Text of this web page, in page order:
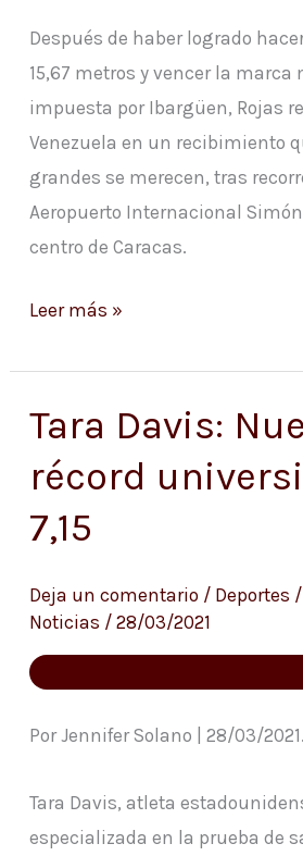
Después de haber logrado
15,67 metros y vencer la marca
impuesta por Ibargüen, Rojas
Venezuela en un recibimiento
grandes se merecen, tras
Aeropuerto Internacional
centro de Caracas.
Leer más »
Tara Davis:
récord
7,15
Deja un comentario / Deportes /
Noticias / 28/03/2021
Por Jennifer Solano | 28/03/2021.
Tara Davis, atleta
especializada en la prueba de
Tara
Nuevo
récord
de
7,15